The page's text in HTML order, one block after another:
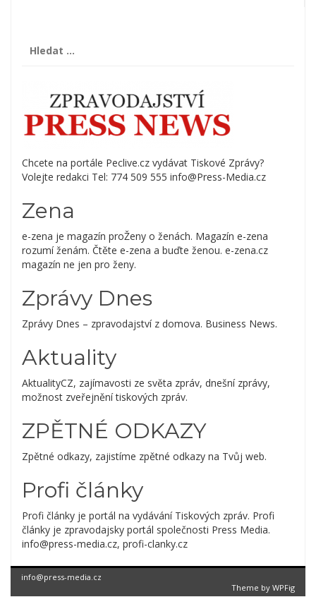
Chcete na portále Peclive.cz vydávat Tiskové Zprávy?
Volejte redakci Tel: 774 509 555 info@Press-Media.cz
Zena
e-zena je magazín proŽeny o ženách. Magazín e-zena
rozumí ženám. Čtěte e-zena a buďte ženou. e-zena.cz
magazín ne jen pro ženy.
Zprávy Dnes
Zprávy Dnes – zpravodajství z domova. Business News.
Aktuality
AktualityCZ, zajímavosti ze světa zpráv, dnešní zprávy,
možnost zveřejnění tiskových zpráv.
ZPĚTNÉ ODKAZY
Zpětné odkazy, zajistíme zpětné odkazy na Tvůj web.
Profi články
Profi články je portál na vydávání Tiskových zpráv. Profi
články je zpravodajsky portál společnosti Press Media.
info@press-media.cz, profi-clanky.cz
info@press-media.cz
Theme by WPFig